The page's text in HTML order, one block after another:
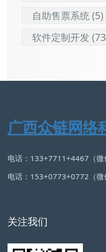
自助售票系统(5)
软件定制开发
广西众链网络
电话：133+7711+4467（微
电话：153+0773+0772（微
关注我们